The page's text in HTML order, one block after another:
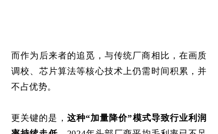
而作为后来者的追觅，与传统厂商相比，在画质
调校、芯片算法等核心技术上仍需时间积累，并
不占优势。
更关键的是， 这种“加量降价”模式导致行业利润